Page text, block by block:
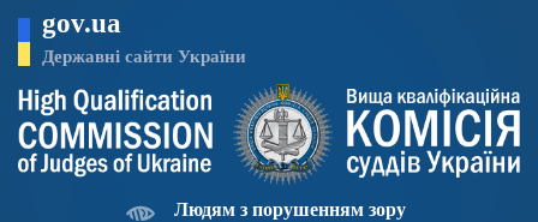
основного
матеріалу
gov.ua
Державні сайти України
Людям з порушенням зору